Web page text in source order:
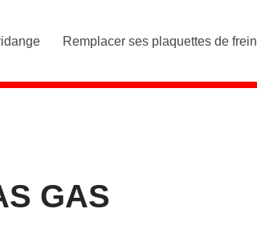
Remplacer ses plaquettes de frein
GAS